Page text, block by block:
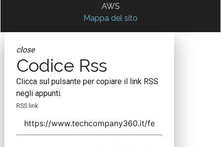
AWS
Mappa del sito
close
Codice Rss
Clicca sul pulsante per copiare il link RSS
negli appunti.
RSS link